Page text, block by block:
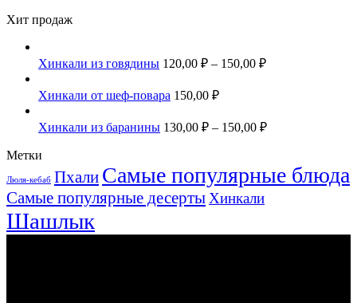
Хит продаж
Хинкали из говядины 120,00 ₽ – 150,00 ₽
Хинкали от шеф-повара 150,00 ₽
Хинкали из баранины 130,00 ₽ – 150,00 ₽
Метки
Люля-кебаб Пхали Самые популярные блюда
Самые популярные десерты Хинкали
Шашлык